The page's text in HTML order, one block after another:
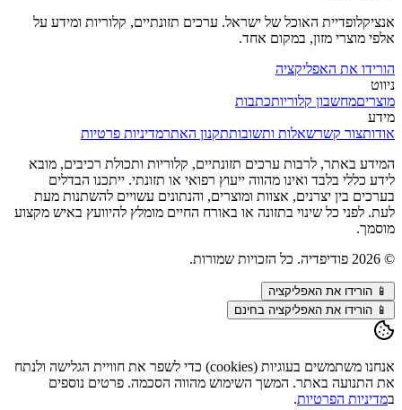
אנציקלופדיית האוכל של ישראל. ערכים תזונתיים, קלוריות ומידע על
אלפי מוצרי מזון, במקום אחד.
הורידו את האפליקציה
ניווט
מוצריםמחשבון קלוריותכתבות
מידע
אודותצור קשרשאלות ותשובותתקנון האתרמדיניות פרטיות
המידע באתר, לרבות ערכים תזונתיים, קלוריות ותכולת רכיבים, מובא
לידע כללי בלבד ואינו מהווה ייעוץ רפואי או תזונתי. ייתכנו הבדלים
בערכים בין יצרנים, אצוות ומוצרים, והנתונים עשויים להשתנות מעת
לעת. לפני כל שינוי בתזונה או באורח החיים מומלץ להיוועץ באיש מקצוע
מוסמך.
©
2026 פודיפדיה. כל הזכויות שמורות.
📱 הורידו את האפליקציה
📱 הורידו את האפליקציה בחינם
אנחנו משתמשים בעוגיות (cookies) כדי לשפר את חוויית הגלישה ולנתח
את התנועה באתר. המשך השימוש מהווה הסכמה. פרטים נוספים
במדיניות הפרטיות.